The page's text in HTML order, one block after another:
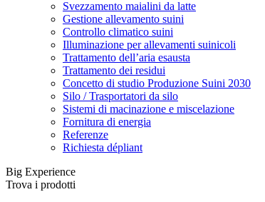
Svezzamento maialini da latte
Gestione allevamento suini
Controllo climatico suini
Illuminazione per allevamenti suinicoli
Trattamento dell’aria esausta
Trattamento dei residui
Concetto di studio Produzione Suini 2030
Silo / Trasportatori da silo
Sistemi di macinazione e miscelazione
Fornitura di energia
Referenze
Richiesta dépliant
Big Experience
Trova i prodotti